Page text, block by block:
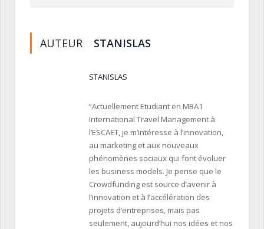
AUTEUR STANISLAS
STANISLAS
“Actuellement Etudiant en MBA1
International Travel Management à
l’ESCAET, je m’intéresse à l’innovation,
au marketing et aux nouveaux
phénomènes sociaux qui font évoluer
les business models. Je pense que le
Crowdfunding est source d’avenir à
l’innovation et à l’accélération des
projets d’entreprises, mais pas
seulement, aujourd’hui nos idées et nos